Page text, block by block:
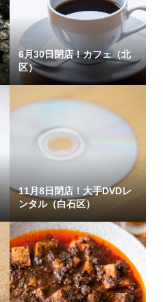
6月30日閉店！カフェ（北
区）
11月8日閉店！大手DVDレ
ンタル（白石区）